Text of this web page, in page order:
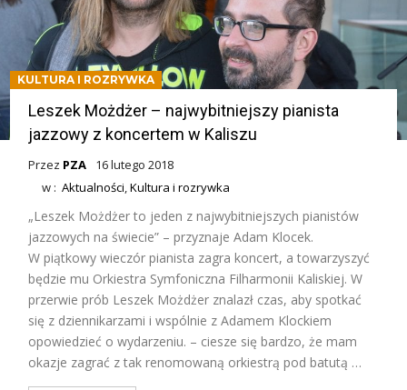
KULTURA I ROZRYWKA
Leszek Możdżer – najwybitniejszy pianista
jazzowy z koncertem w Kaliszu
Przez PZA
16 lutego 2018
w :Aktualności,Kultura i rozrywka
„Leszek Możdżer to jeden z najwybitniejszych pianistów
jazzowych na świecie” – przyznaje Adam Klocek.
W piątkowy wieczór pianista zagra koncert, a towarzyszyć
będzie mu Orkiestra Symfoniczna Filharmonii Kaliskiej. W
przerwie prób Leszek Możdżer znalazł czas, aby spotkać
się z dziennikarzami i wspólnie z Adamem Klockiem
opowiedzieć o wydarzeniu. – ciesze się bardzo, że mam
okazje zagrać z tak renomowaną orkiestrą pod batutą …